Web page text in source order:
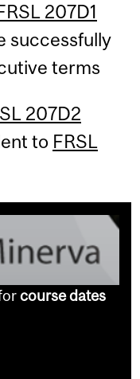
207D1
successfully
terms
207D2
to FRSL
course dates